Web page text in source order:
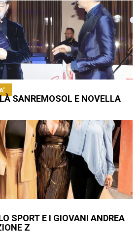
SANREMOSOL E NOVELLA
SPORT E I GIOVANI ANDREA
Z